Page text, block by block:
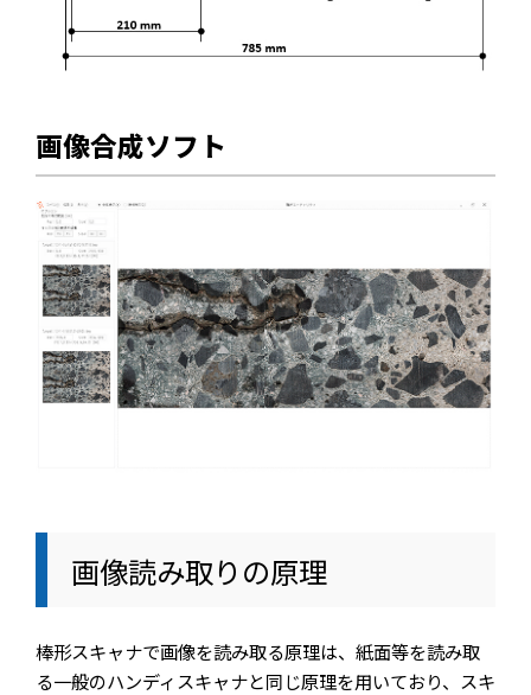
画像合成ソフト
画像読み取りの原理
棒形スキャナで画像を読み取る原理は、紙面等を読み取
る一般のハンディスキャナと同じ原理を用いており、スキ